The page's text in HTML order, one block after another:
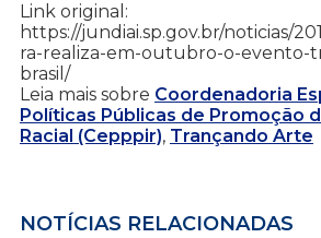
Link original:
https://jundiai.sp.gov.br/noticias/
ra-realiza-em-outubro-o-evento-
brasil/
Leia mais sobre Coordenadoria
Políticas Públicas de Promoção
Racial (Cepppir), Trançando Arte
NOTÍCIAS RELACIONADAS